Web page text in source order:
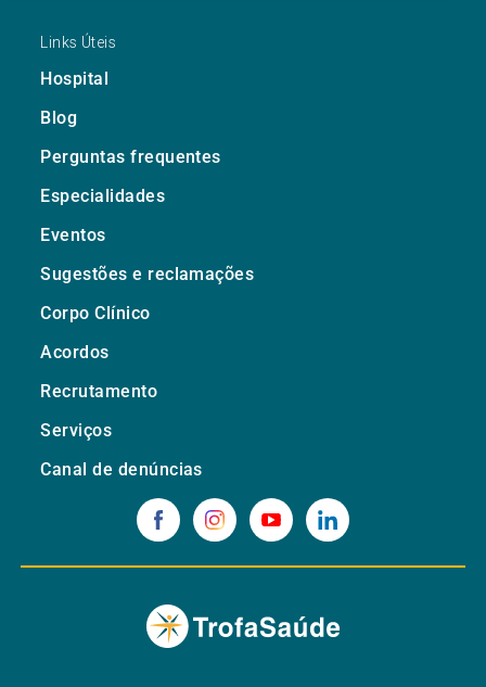
Links Úteis
Hospital
Blog
Perguntas frequentes
Especialidades
Eventos
Sugestões e reclamações
Corpo Clínico
Acordos
Recrutamento
Serviços
Canal de denúncias